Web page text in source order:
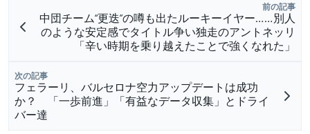
前の記事
中団チーム“更迭”の噂も出たルーキーイヤー……別人
のような安定感でタイトル争い独走のアントネッリ
「辛い時期を乗り越えたことで強くなれた」
次の記事
フェラーリ、バルセロナ空力アップデートは成功
か？ 「一歩前進」「有益なデータ収集」とドライ
バー達